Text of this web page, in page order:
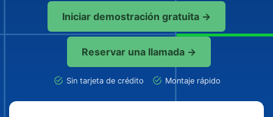
Iniciar demostración gratuita →
Reservar una llamada →
Sin tarjeta de crédito Montaje rápido